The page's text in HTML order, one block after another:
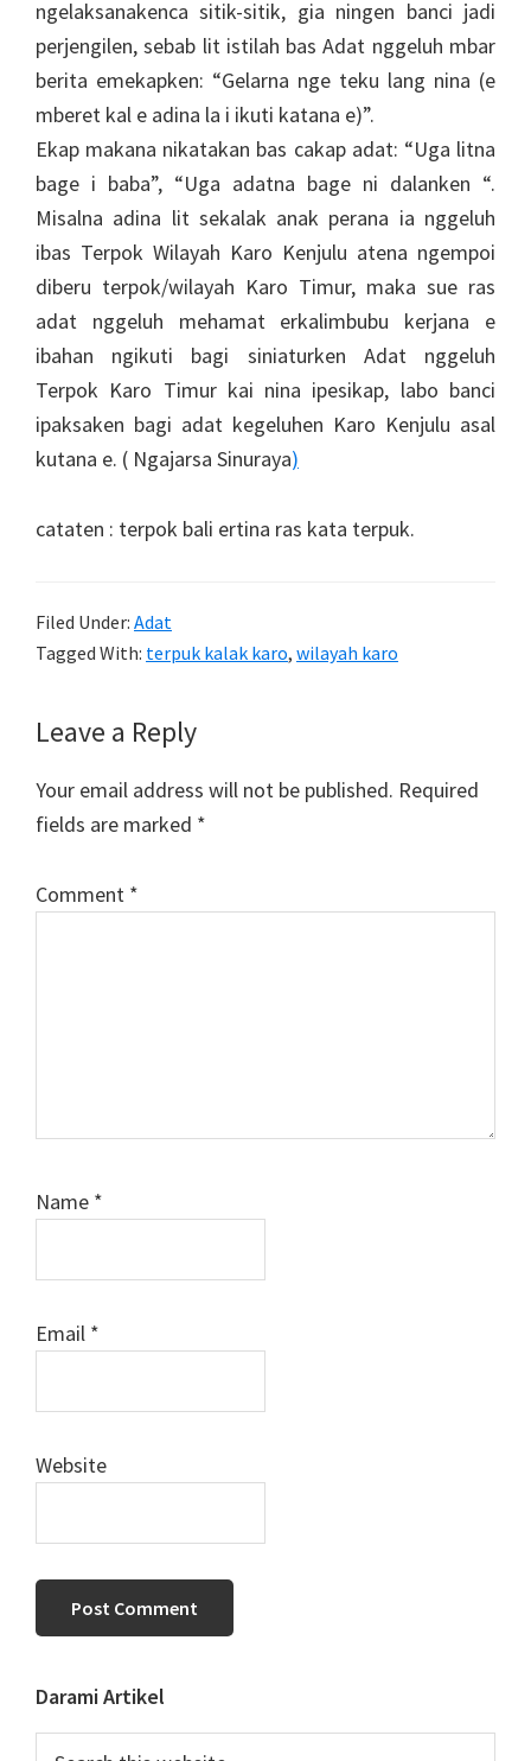
ngelaksanakenca sitik-sitik, gia ningen banci jadi
perjengilen, sebab lit istilah bas Adat nggeluh mbar
berita emekapken: “Gelarna nge teku lang nina (e
mberet kal e adina la i ikuti katana e)”.
Ekap makana nikatakan bas cakap adat: “Uga litna
bage i baba”, “Uga adatna bage ni dalanken “.
Misalna adina lit sekalak anak perana ia nggeluh
ibas Terpok Wilayah Karo Kenjulu atena ngempoi
diberu terpok/wilayah Karo Timur, maka sue ras
adat nggeluh mehamat erkalimbubu kerjana e
ibahan ngikuti bagi siniaturken Adat nggeluh
Terpok Karo Timur kai nina ipesikap, labo banci
ipaksaken bagi adat kegeluhen Karo Kenjulu asal
kutana e. ( Ngajarsa Sinuraya)
cataten : terpok bali ertina ras kata terpuk.
Filed Under: Adat
Tagged With: terpuk kalak karo, wilayah karo
Reader
Interactions
Leave a Reply
Your email address will not be published. Required
fields are marked *
Comment *
Name *
Email *
Website
Primary
Sidebar
Darami Artikel